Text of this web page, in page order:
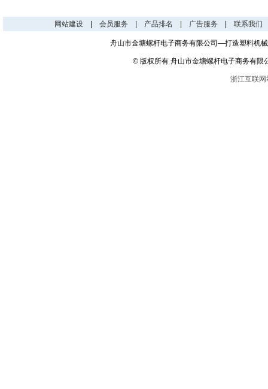
网站建设 会员服务 产品排名 广告服务 联系我们
舟山市金塘螺杆电子商务有限公司—打造塑料机
© 版权所有 舟山市金塘螺杆电子商务有
浙江互联网